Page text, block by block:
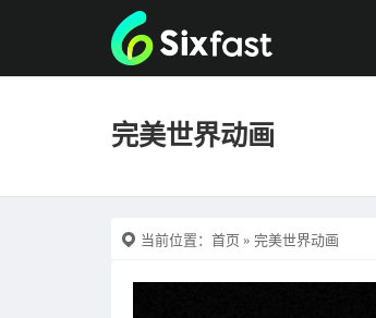
完美世界动画
当前位置： 首页 » 完美世界动画